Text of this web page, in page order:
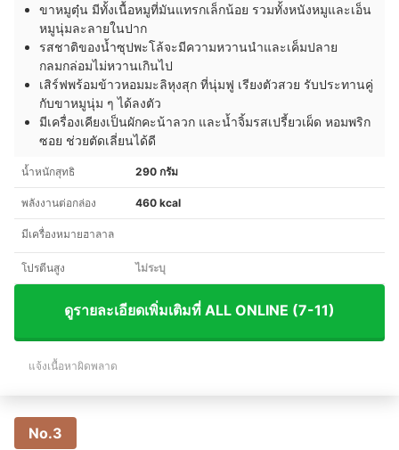
ขาหมูตุ๋น มีทั้งเนื้อหมูที่มันแทรกเล็กน้อย รวมทั้งหนังหมูและเอ็น
หมูนุ่มละลายในปาก
รสชาติของน้ำซุปพะโล้จะมีความหวานนำและเค็มปลาย
กลมกล่อมไม่หวานเกินไป
เสิร์ฟพร้อมข้าวหอมมะลิหุงสุก ที่นุ่มฟู เรียงตัวสวย รับประทานคู่
กับขาหมูนุ่ม ๆ ได้ลงตัว
มีเครื่องเคียงเป็นผักคะน้าลวก และน้ำจิ้มรสเปรี้ยวเผ็ด หอมพริก
ซอย ช่วยตัดเลี่ยนได้ดี
น้ำหนักสุทธิ 290 กรัม
พลังงานต่อกล่อง 460 kcal
มีเครื่องหมายฮาลาล
โปรตีนสูง ไม่ระบุ
ดูรายละเอียดเพิ่มเติมที่ ALL ONLINE (7-11)
แจ้งเนื้อหาผิดพลาด
No.3